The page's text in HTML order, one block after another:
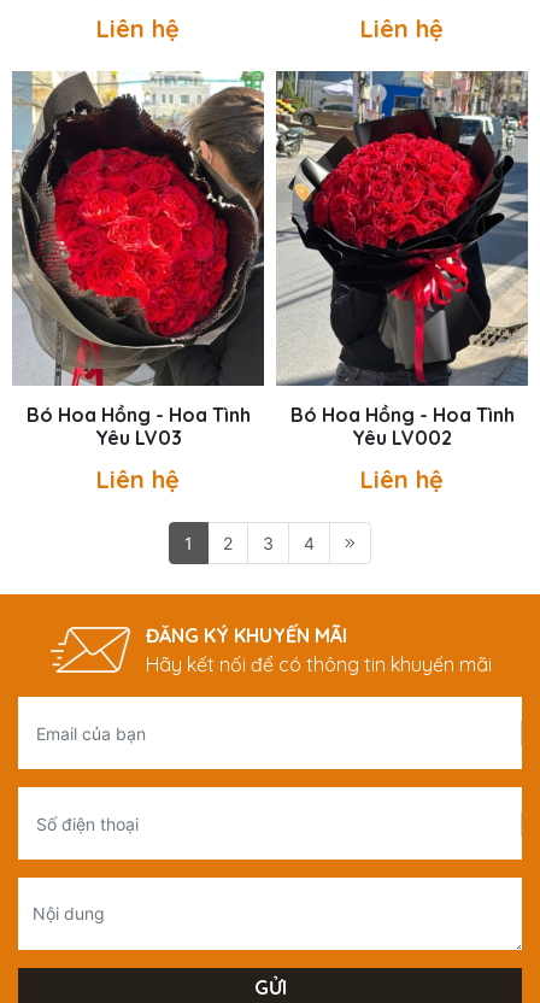
Liên hệ Liên hệ
Bó Hoa Hồng - Hoa Tình
Yêu LV03
Liên hệ
Bó Hoa Hồng - Hoa Tình
Yêu LV002
Liên hệ
1 2 3 4
ĐĂNG KÝ KHUYẾN MÃI
Hãy kết nối để có thông tin khuyến mãi